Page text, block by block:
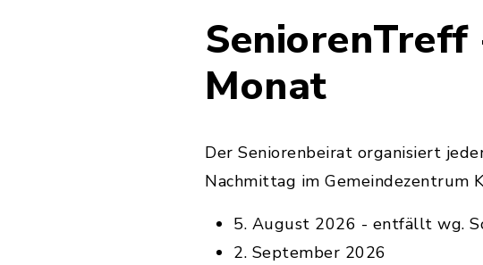
Monat
Der Seniorenbeirat organisiert
Nachmittag im Gemeindezentrum
5. August 2026 - entfällt wg.
2. September 2026